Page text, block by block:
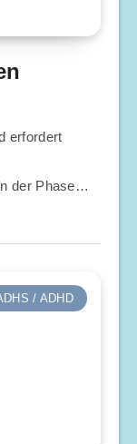
erfordert
der Phase…
/ ADHD